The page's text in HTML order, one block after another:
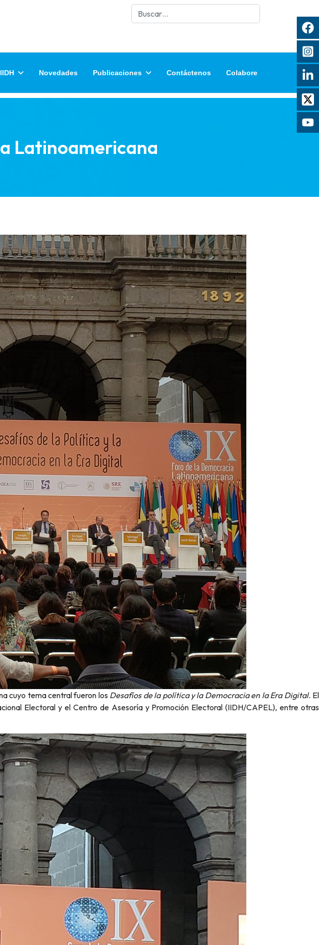
Buscar
Novedades Publicaciones Contáctenos Colabore
Latinoamericana
cuyo tema central fueron los Desafíos de la política y la Democracia en la Era Digital. El
Electoral y el Centro de Asesoría y Promoción Electoral (IIDH/CAPEL), entre otras